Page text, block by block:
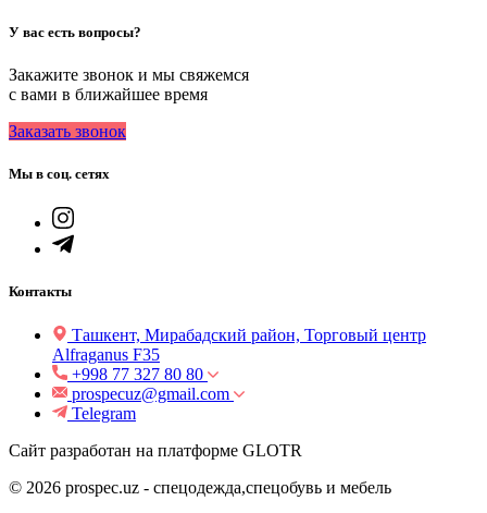
У вас есть вопросы?
Закажите звонок и мы свяжемся
с вами в ближайшее время
Заказать звонок
Мы в соц. сетях
Контакты
Ташкент, Мирабадский район, Торговый центр
Alfraganus F35
+998 77 327 80 80
prospecuz@gmail.com
Telegram
Сайт разработан на платформе GLOTR
© 2026 prospec.uz - спецодежда,спецобувь и мебель